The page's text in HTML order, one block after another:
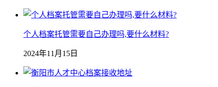
个人档案托管需要自己办理吗,要什么材料?
2024年11月15日